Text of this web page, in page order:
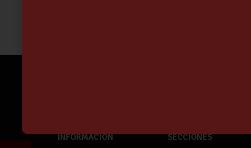
INFORMACIÓN SECCIONES